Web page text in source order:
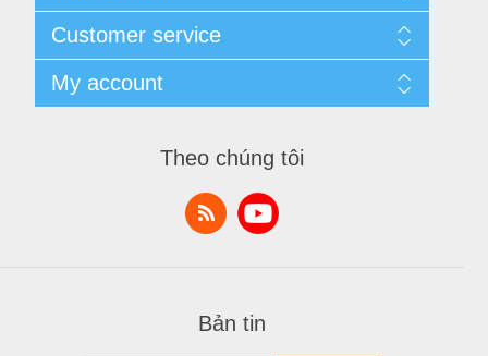
Thông tin liên hệ
Thương Hiệu
Tin Tức
Customer service
Sản phẩm đã xem
Bài viết chia sẻ kiến thức
My account
Theo chúng tôi
Bản tin